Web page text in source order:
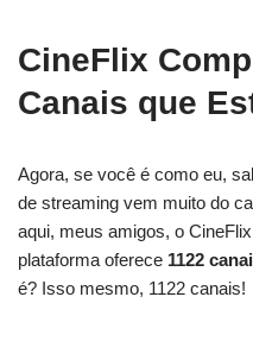
CineFlix
Canais que
Agora, se você é como eu,
de streaming vem muito do
aqui, meus amigos, o
plataforma oferece 1122
é? Isso mesmo, 1122 canais!